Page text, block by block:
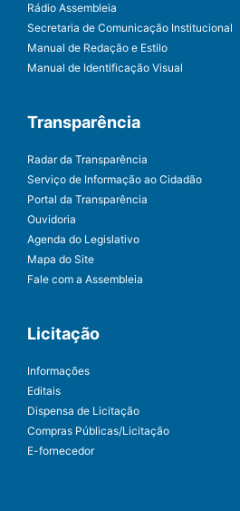
Rádio Assembleia
Secretaria de Comunicação Institucional
Manual de Redação e Estilo
Manual de Identificação Visual
Transparência
Radar da Transparência
Serviço de Informação ao Cidadão
Portal da Transparência
Ouvidoria
Agenda do Legislativo
Mapa do Site
Fale com a Assembleia
Licitação
Informações
Editais
Dispensa de Licitação
Compras Públicas/Licitação
E-fornecedor